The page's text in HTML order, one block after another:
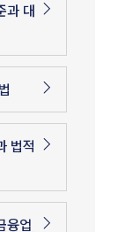
과 대
법적
융업